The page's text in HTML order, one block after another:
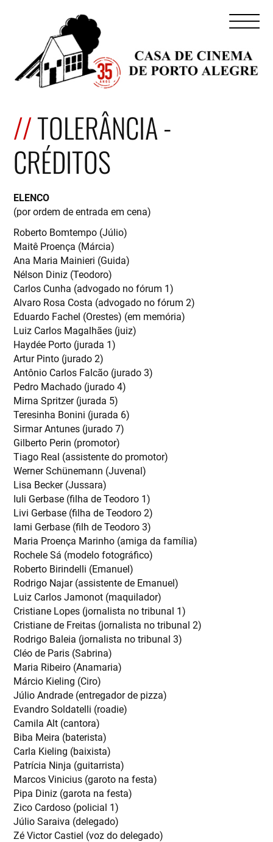
TOLERÂNCIA -
CRÉDITOS
ELENCO
(por ordem de entrada em cena)
Roberto Bomtempo (Júlio)
Maitê Proença (Márcia)
Ana Maria Mainieri (Guida)
Nélson Diniz (Teodoro)
Carlos Cunha (advogado no fórum 1)
Alvaro Rosa Costa (advogado no fórum 2)
Eduardo Fachel (Orestes) (em memória)
Luiz Carlos Magalhães (juiz)
Haydée Porto (jurada 1)
Artur Pinto (jurado 2)
Antônio Carlos Falcão (jurado 3)
Pedro Machado (jurado 4)
Mirna Spritzer (jurada 5)
Teresinha Bonini (jurada 6)
Sirmar Antunes (jurado 7)
Gilberto Perin (promotor)
Tiago Real (assistente do promotor)
Werner Schünemann (Juvenal)
Lisa Becker (Jussara)
Iuli Gerbase (filha de Teodoro 1)
Livi Gerbase (filha de Teodoro 2)
Iami Gerbase (filh de Teodoro 3)
Maria Proença Marinho (amiga da família)
Rochele Sá (modelo fotográfico)
Roberto Birindelli (Emanuel)
Rodrigo Najar (assistente de Emanuel)
Luiz Carlos Jamonot (maquilador)
Cristiane Lopes (jornalista no tribunal 1)
Cristiane de Freitas (jornalista no tribunal 2)
Rodrigo Baleia (jornalista no tribunal 3)
Cléo de Paris (Sabrina)
Maria Ribeiro (Anamaria)
Márcio Kieling (Ciro)
Júlio Andrade (entregador de pizza)
Evandro Soldatelli (roadie)
Camila Alt (cantora)
Biba Meira (baterista)
Carla Kieling (baixista)
Patrícia Ninja (guitarrista)
Marcos Vinicius (garoto na festa)
Pipa Diniz (garota na festa)
Zico Cardoso (policial 1)
Júlio Saraiva (delegado)
Zé Victor Castiel (voz do delegado)